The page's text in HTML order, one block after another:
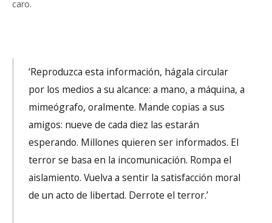
caro.
‘Reproduzca esta información, hágala circular
por los medios a su alcance: a mano, a máquina, a
mimeógrafo, oralmente. Mande copias a sus
amigos: nueve de cada diez las estarán
esperando. Millones quieren ser informados. El
terror se basa en la incomunicación. Rompa el
aislamiento. Vuelva a sentir la satisfacción moral
de un acto de libertad. Derrote el terror.’